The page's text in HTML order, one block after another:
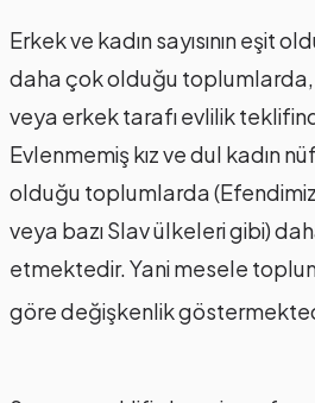
Erkek ve kadın sayısının eşit
daha çok olduğu
veya erkek tarafı evlilik
Evlenmemiş kız ve dul kadın
olduğu toplumlarda
veya bazı Slav ülkeleri gibi)
etmektedir. Yani mesele
göre değişkenlik